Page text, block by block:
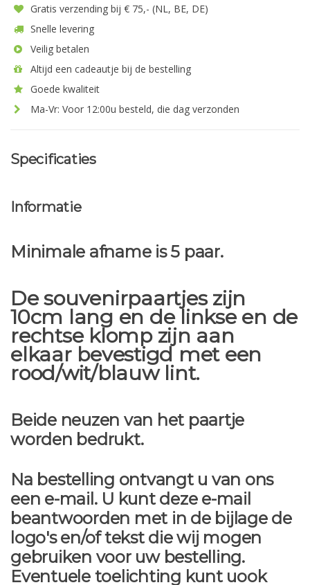
Gratis verzending bij € 75,- (NL, BE, DE)
Snelle levering
Veilig betalen
Altijd een cadeautje bij de bestelling
Goede kwaliteit
Ma-Vr: Voor 12:00u besteld, die dag verzonden
Specificaties
Informatie
Minimale afname is 5 paar.
De souvenirpaartjes zijn
10cm lang en de linkse en de
rechtse klomp zijn aan
elkaar bevestigd met een
rood/wit/blauw lint.
Beide neuzen van het paartje
worden bedrukt.
Na bestelling ontvangt u van ons
een e-mail. U kunt deze e-mail
beantwoorden met in de bijlage de
logo's en/of tekst die wij mogen
gebruiken voor uw bestelling.
Eventuele toelichting kunt uook